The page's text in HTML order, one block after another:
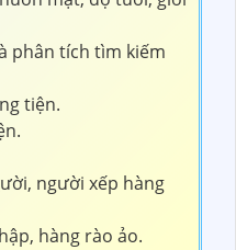
phân tích tìm kiếm
tiện.
người xếp hàng
hàng rào ảo.